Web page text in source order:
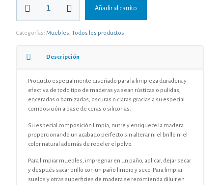
Añadir al carrito
Categorías: Muebles, Todos los productos
Descripción
Producto especialmente diseñado para la limpieza duradera y
efectiva de todo tipo de maderas ya sean rústicas o pulidas,
enceradas o barnizadas, oscuras o claras gracias a su especial
composición a base de ceras o siliconas.
Su especial composición limpia, nutre y enriquece la madera
proporcionando un acabado perfecto sin alterar ni el brillo ni el
color natural además de repeler el polvo.
Para limpiar muebles, impregnar en un paño, aplicar, dejar secar
y después sacar brillo con un paño limpio y seco. Para limpiar
suelos y otras superficies de madera se recomienda diluir en